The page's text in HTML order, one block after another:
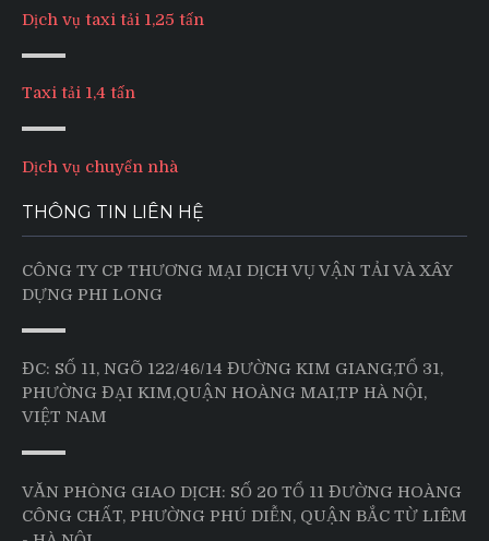
Dịch vụ taxi tải 1,25 tấn
Taxi tải 1,4 tấn
Dịch vụ chuyển nhà
THÔNG TIN LIÊN HỆ
CÔNG TY CP THƯƠNG MẠI DỊCH VỤ VẬN TẢI VÀ XÂY
DỰNG PHI LONG
ĐC: SỐ 11, NGÕ 122/46/14 ĐƯỜNG KIM GIANG,TỔ 31,
PHƯỜNG ĐẠI KIM,QUẬN HOÀNG MAI,TP HÀ NỘI,
VIỆT NAM
VĂN PHÒNG GIAO DỊCH: SỐ 20 TỔ 11 ĐƯỜNG HOÀNG
CÔNG CHẤT, PHƯỜNG PHÚ DIỄN, QUẬN BẮC TỪ LIÊM